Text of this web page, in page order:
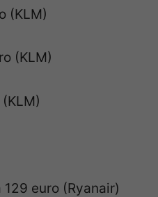
(KLM)
(KLM)
129 euro (Ryanair)